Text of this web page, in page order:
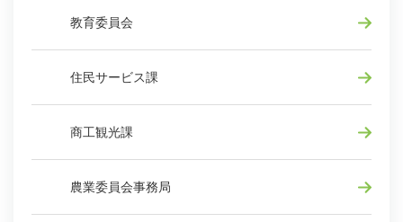
教育委員会
住民サービス課
商工観光課
農業委員会事務局